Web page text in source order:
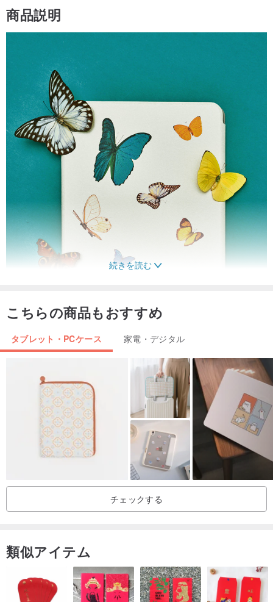
商品説明
続きを読む
こちらの商品もおすすめ
タブレット・PCケース 家電・デジタル
チェックする
類似アイテム